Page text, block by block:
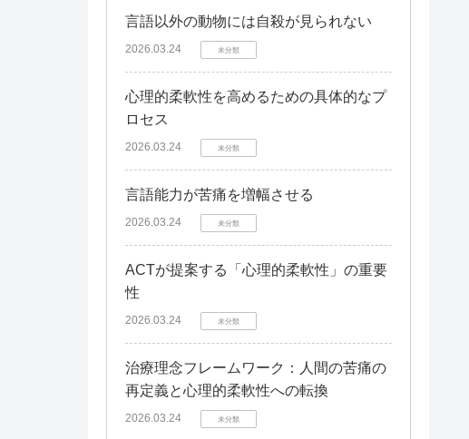
言語以外の動物には自殺が見られない
2026.03.24 未分類
心理的柔軟性を高めるための具体的なプ
ロセス
2026.03.24 未分類
言語能力が苦痛を増幅させる
2026.03.24 未分類
ACTが提案する「心理的柔軟性」の重要
性
2026.03.24 未分類
治療理念フレームワーク：人間の苦痛の
再定義と心理的柔軟性への転換
2026.03.24 未分類